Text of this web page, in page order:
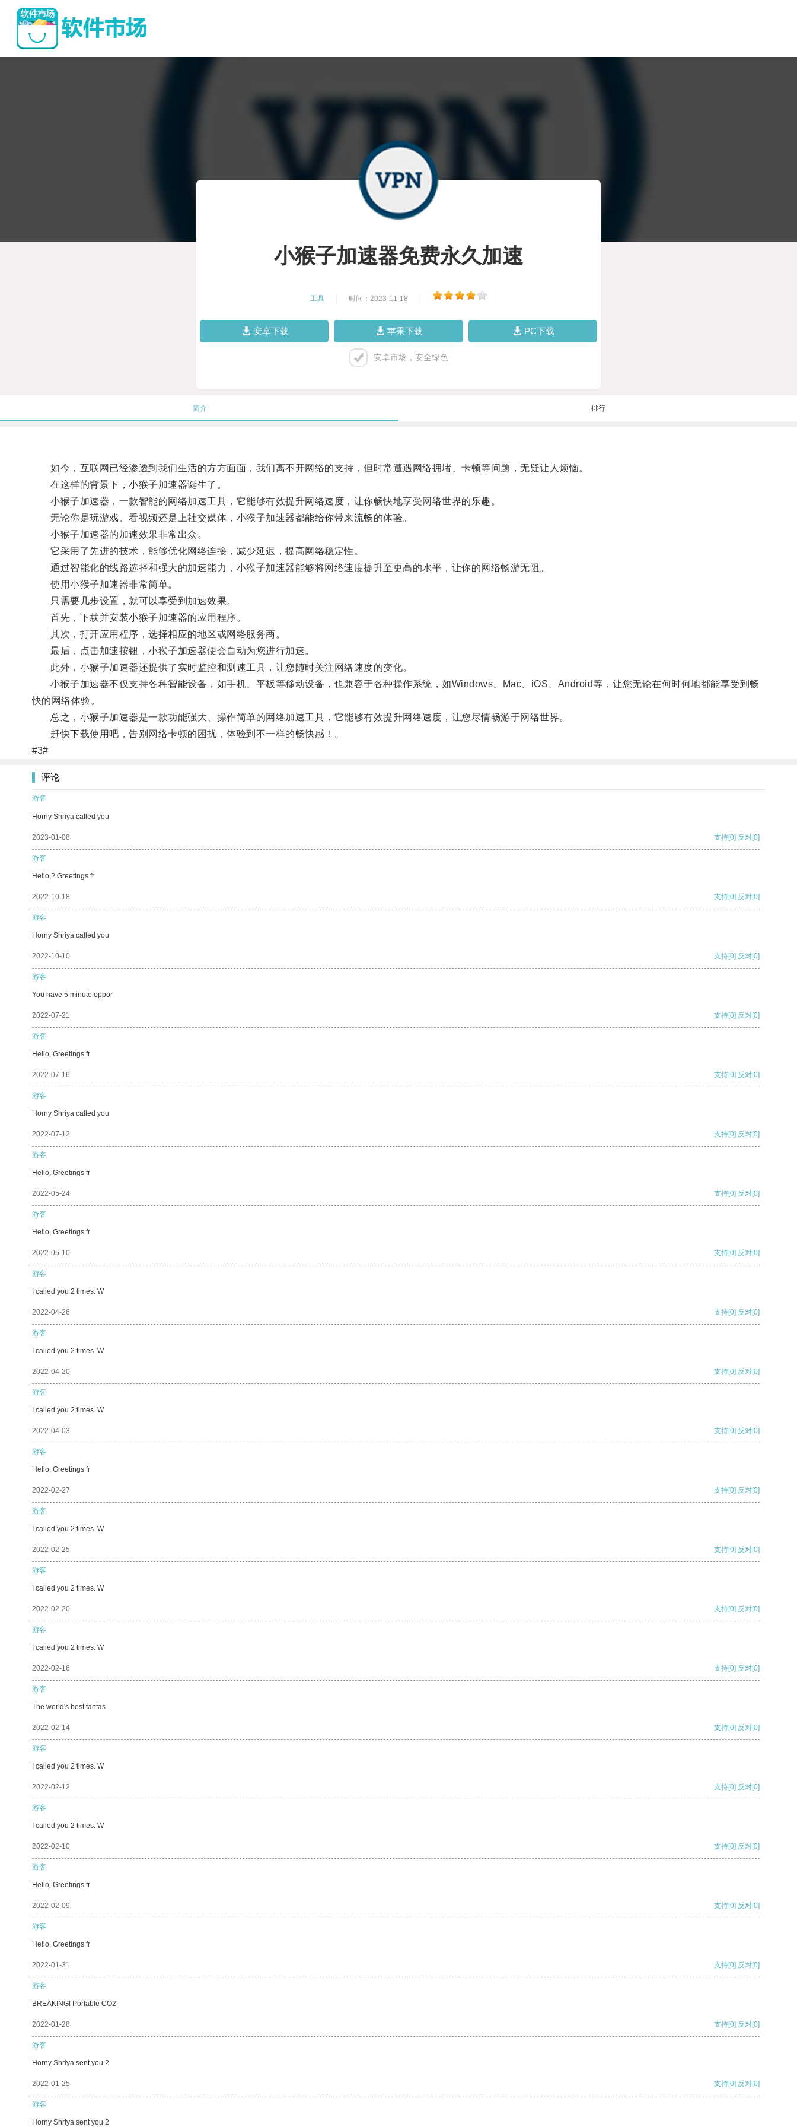
小猴子加速器免费永久加速
工具 时间：2023-11-18
安卓下载 苹果下载 PC下载
安卓市场，安全绿色
简介 排行
如今，互联网已经渗透到我们生活的方方面面，我们离不开网络的支持，但时常遭遇网络拥堵、卡顿等问题，无疑让人烦恼。
在这样的背景下，小猴子加速器诞生了。
小猴子加速器，一款智能的网络加速工具，它能够有效提升网络速度，让你畅快地享受网络世界的乐趣。
无论你是玩游戏、看视频还是上社交媒体，小猴子加速器都能给你带来流畅的体验。
小猴子加速器的加速效果非常出众。
它采用了先进的技术，能够优化网络连接，减少延迟，提高网络稳定性。
通过智能化的线路选择和强大的加速能力，小猴子加速器能够将网络速度提升至更高的水平，让你的网络畅游无阻。
使用小猴子加速器非常简单。
只需要几步设置，就可以享受到加速效果。
首先，下载并安装小猴子加速器的应用程序。
其次，打开应用程序，选择相应的地区或网络服务商。
最后，点击加速按钮，小猴子加速器便会自动为您进行加速。
此外，小猴子加速器还提供了实时监控和测速工具，让您随时关注网络速度的变化。
小猴子加速器不仅支持各种智能设备，如手机、平板等移动设备，也兼容于各种操作系统，如Windows、Mac、iOS、Android等，让您无论在何时何地都能享受到畅
快的网络体验。
总之，小猴子加速器是一款功能强大、操作简单的网络加速工具，它能够有效提升网络速度，让您尽情畅游于网络世界。
赶快下载使用吧，告别网络卡顿的困扰，体验到不一样的畅快感！。
#3#
评论
游客
Horny Shriya called you
2023-01-08 支持[0] 反对[0]
游客
Hello,? Greetings fr
2022-10-18 支持[0] 反对[0]
游客
Horny Shriya called you
2022-10-10 支持[0] 反对[0]
游客
You have 5 minute oppor
2022-07-21 支持[0] 反对[0]
游客
Hello, Greetings fr
2022-07-16 支持[0] 反对[0]
游客
Horny Shriya called you
2022-07-12 支持[0] 反对[0]
游客
Hello, Greetings fr
2022-05-24 支持[0] 反对[0]
游客
Hello, Greetings fr
2022-05-10 支持[0] 反对[0]
游客
I called you 2 times. W
2022-04-26 支持[0] 反对[0]
游客
I called you 2 times. W
2022-04-20 支持[0] 反对[0]
游客
I called you 2 times. W
2022-04-03 支持[0] 反对[0]
游客
Hello, Greetings fr
2022-02-27 支持[0] 反对[0]
游客
I called you 2 times. W
2022-02-25 支持[0] 反对[0]
游客
I called you 2 times. W
2022-02-20 支持[0] 反对[0]
游客
I called you 2 times. W
2022-02-16 支持[0] 反对[0]
游客
The world's best fantas
2022-02-14 支持[0] 反对[0]
游客
I called you 2 times. W
2022-02-12 支持[0] 反对[0]
游客
I called you 2 times. W
2022-02-10 支持[0] 反对[0]
游客
Hello, Greetings fr
2022-02-09 支持[0] 反对[0]
游客
Hello, Greetings fr
2022-01-31 支持[0] 反对[0]
游客
BREAKING! Portable CO2
2022-01-28 支持[0] 反对[0]
游客
Horny Shriya sent you 2
2022-01-25 支持[0] 反对[0]
游客
Horny Shriya sent you 2